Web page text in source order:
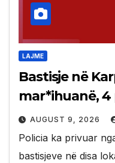
LAJME
Bastisje në
mar*ihuanë,
AUGUST 9, 2026
Policia ka privuar
bastisjeve në disa